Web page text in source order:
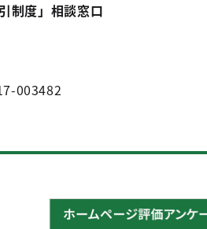
制度」相談窓口
003482